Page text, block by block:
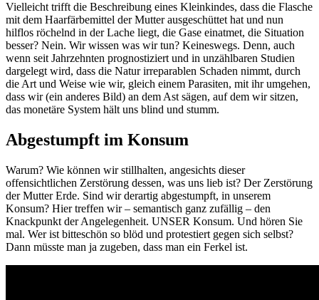
Vielleicht trifft die Beschreibung eines Kleinkindes, dass die Flasche
mit dem Haarfärbemittel der Mutter ausgeschüttet hat und nun
hilflos röchelnd in der Lache liegt, die Gase einatmet, die Situation
besser? Nein. Wir wissen was wir tun? Keineswegs. Denn, auch
wenn seit Jahrzehnten prognostiziert und in unzählbaren Studien
dargelegt wird, dass die Natur irreparablen Schaden nimmt, durch
die Art und Weise wie wir, gleich einem Parasiten, mit ihr umgehen,
dass wir (ein anderes Bild) an dem Ast sägen, auf dem wir sitzen,
das monetäre System hält uns blind und stumm.
Abgestumpft im Konsum
Warum? Wie können wir stillhalten, angesichts dieser
offensichtlichen Zerstörung dessen, was uns lieb ist? Der Zerstörung
der Mutter Erde. Sind wir derartig abgestumpft, in unserem
Konsum? Hier treffen wir – semantisch ganz zufällig – den
Knackpunkt der Angelegenheit. UNSER Konsum. Und hören Sie
mal. Wer ist bitteschön so blöd und protestiert gegen sich selbst?
Dann müsste man ja zugeben, dass man ein Ferkel ist.